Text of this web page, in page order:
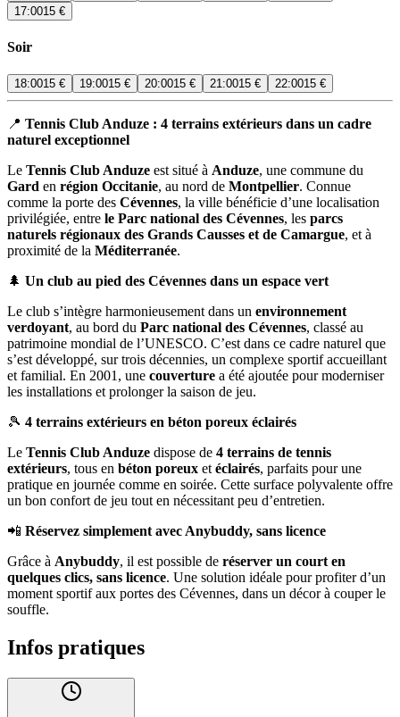
17:0015 €
Soir
18:0015 € 19:0015 € 20:0015 € 21:0015 € 22:0015 €
📍 Tennis Club Anduze : 4 terrains extérieurs dans un cadre
naturel exceptionnel
Le Tennis Club Anduze est situé à Anduze, une commune du
Gard en région Occitanie, au nord de Montpellier. Connue
comme la porte des Cévennes, la ville bénéficie d’une localisation
privilégiée, entre le Parc national des Cévennes, les parcs
naturels régionaux des Grands Causses et de Camargue, et à
proximité de la Méditerranée.
🌲 Un club au pied des Cévennes dans un espace vert
Le club s’intègre harmonieusement dans un environnement
verdoyant, au bord du Parc national des Cévennes, classé au
patrimoine mondial de l’UNESCO. C’est dans ce cadre naturel que
s’est développé, sur trois décennies, un complexe sportif accueillant
et familial. En 2001, une couverture a été ajoutée pour moderniser
les installations et prolonger la saison de jeu.
🎾 4 terrains extérieurs en béton poreux éclairés
Le Tennis Club Anduze dispose de 4 terrains de tennis
extérieurs, tous en béton poreux et éclairés, parfaits pour une
pratique en journée comme en soirée. Cette surface polyvalente offre
un bon confort de jeu tout en nécessitant peu d’entretien.
📲 Réservez simplement avec Anybuddy, sans licence
Grâce à Anybuddy, il est possible de réserver un court en
quelques clics, sans licence. Une solution idéale pour profiter d’un
moment sportif aux portes des Cévennes, dans un décor à couper le
souffle.
Infos pratiques